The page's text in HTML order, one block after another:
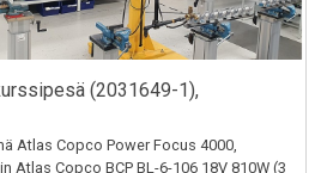
(2031649-1),
Atlas Copco Power Focus 4000,
Atlas Copco BCP BL-6-106 18V 810W (3